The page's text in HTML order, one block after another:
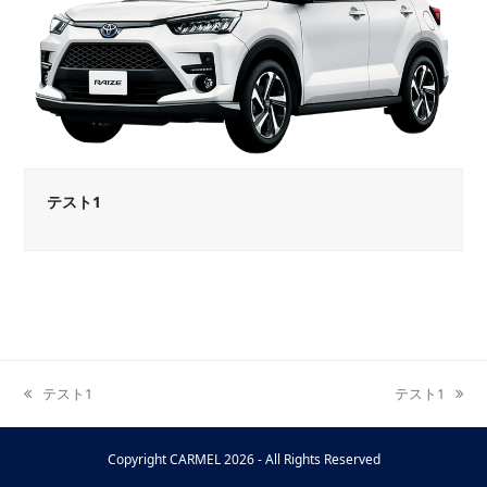
テスト1
previous
post:
テスト1
next
post:
テスト1
CopyrightCARMEL2026 - All Rights Reserved